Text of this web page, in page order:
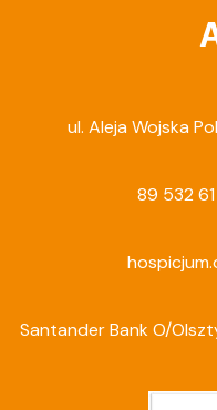
ul. Aleja Wojska
89 532
Santander Bank O/